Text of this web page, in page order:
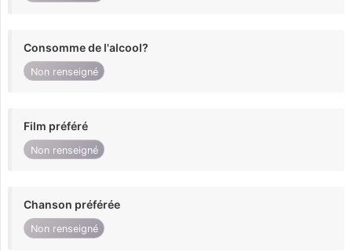
Consomme de l'alcool?
Non renseigné
Film préféré
Non renseigné
Chanson préférée
Non renseigné